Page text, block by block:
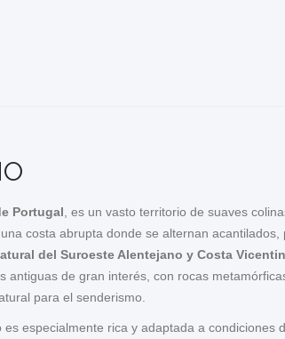
Portugal , es un vasto territorio de suaves
costa abrupta donde se alternan
del Suroeste Alentejano y Costa
antiguas de gran interés, con rocas
para el senderismo.
es especialmente rica y adaptada a